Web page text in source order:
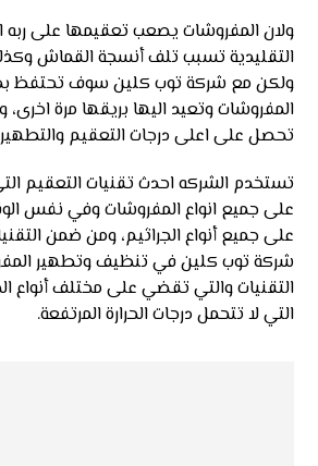
ولان المفروشات يصعب تعقيمها على ربه
التقليدية تسبب تلف أنسجة القماش
ولكن مع شركة توب كلين سوف تحتفظ
المفروشات وتعيد اليها بريقها مرة
تحصل على اعلى درجات التعقيم
تستخدم الشركه احدث تقنيات التعقيم
على جميع انواع المفروشات وفي نفس
على جميع أنواع الجراثيم، ومن ضمن
شركة توب كلين في تنظيف وتطهير
التقنيات والتي تقضي على مختلف أنواع
التي لا تتحمل درجات الحرارة المرتفعة.